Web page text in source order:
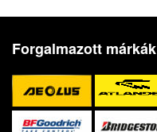
Forgalmazott márkák